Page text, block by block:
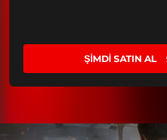
ŞIMDI SATIN AL